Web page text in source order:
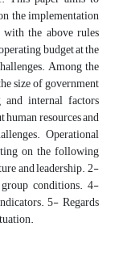
the implementation
the above rules
budget at the
Among the
size of government
internal factors
human resources and
Operational
on the following
and leadership. 2-
conditions. 4-
5- Regards